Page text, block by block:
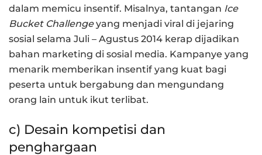
dalam memicu insentif. Misalnya, tantangan Ice
Bucket Challengeyang menjadi viral di jejaring
sosial selama Juli – Agustus 2014 kerap dijadikan
bahan marketing di sosial media. Kampanye yang
menarik memberikan insentif yang kuat bagi
peserta untuk bergabung dan mengundang
orang lain untuk ikut terlibat.
c) Desain kompetisi dan
penghargaan